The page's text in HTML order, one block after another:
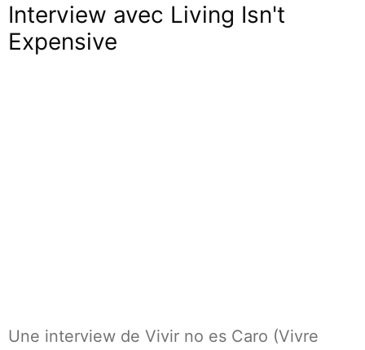
Interview avec Living Isn't
Expensive
Une interview de Vivir no es Caro (Vivre